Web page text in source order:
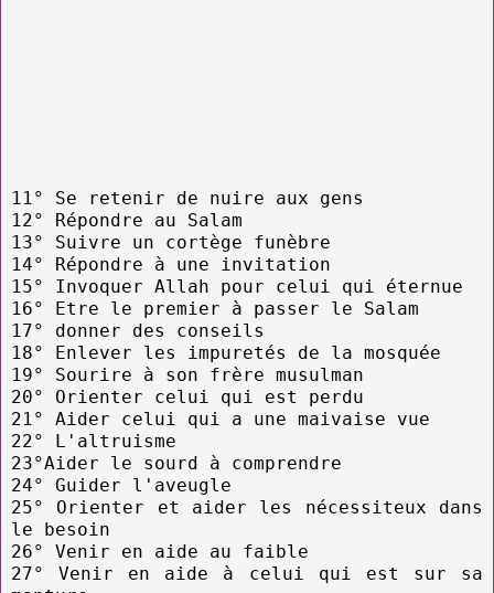
11° Se retenir de nuire aux gens
12° Répondre au Salam
13° Suivre un cortège funèbre
14° Répondre à une invitation
15° Invoquer Allah pour celui qui éternue
16° Etre le premier à passer le Salam
17° donner des conseils
18° Enlever les impuretés de la mosquée
19° Sourire à son frère musulman
20° Orienter celui qui est perdu
21° Aider celui qui a une maivaise vue
22° L'altruisme
23°Aider le sourd à comprendre
24° Guider l'aveugle
25° Orienter et aider les nécessiteux dans
le besoin
26° Venir en aide au faible
27° Venir en aide à celui qui est sur sa